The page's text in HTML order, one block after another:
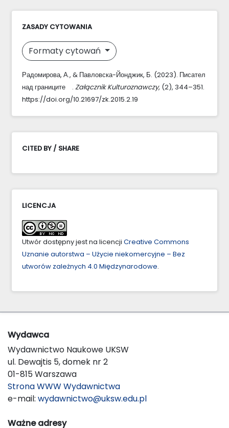
ZASADY CYTOWANIA
Formaty cytowań
Радомирова, А., & Павловска-Йонджик, Б. (2023). Писател
над границите . Załącznik Kulturoznawczy, (2), 344–351.
https://doi.org/10.21697/zk.2015.2.19
CITED BY / SHARE
LICENCJA
Utwór dostępny jest na licencji Creative Commons
Uznanie autorstwa – Użycie niekomercyjne – Bez
utworów zależnych 4.0 Międzynarodowe.
Wydawca
Wydawnictwo Naukowe UKSW
ul. Dewajtis 5, domek nr 2
01-815 Warszawa
Strona WWW Wydawnictwa
e-mail: wydawnictwo@uksw.edu.pl
Ważne adresy